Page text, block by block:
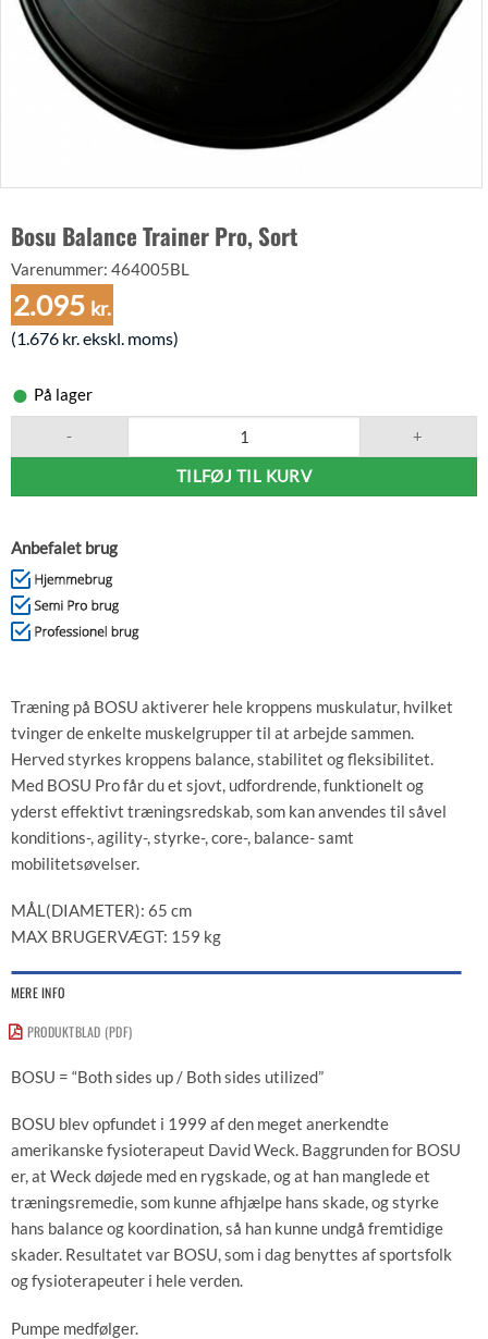
Bosu Balance Trainer Pro, Sort
Varenummer: 464005BL
2.095 kr.
(1.676 kr.ekskl. moms)
På lager
TILFØJ TIL KURV
Anbefalet brug
Træning på BOSU aktiverer hele kroppens muskulatur, hvilket
tvinger de enkelte muskelgrupper til at arbejde sammen.
Herved styrkes kroppens balance, stabilitet og fleksibilitet.
Med BOSU Pro får du et sjovt, udfordrende, funktionelt og
yderst effektivt træningsredskab, som kan anvendes til såvel
konditions-, agility-, styrke-, core-, balance- samt
mobilitetsøvelser.
MÅL(DIAMETER): 65 cm
MAX BRUGERVÆGT: 159 kg
MERE INFO
PRODUKTBLAD (PDF)
BOSU = “Both sides up / Both sides utilized”
BOSU blev opfundet i 1999 af den meget anerkendte
amerikanske fysioterapeut David Weck. Baggrunden for BOSU
er, at Weck døjede med en rygskade, og at han manglede et
træningsremedie, som kunne afhjælpe hans skade, og styrke
hans balance og koordination, så han kunne undgå fremtidige
skader. Resultatet var BOSU, som i dag benyttes af sportsfolk
og fysioterapeuter i hele verden.
Pumpe medfølger.